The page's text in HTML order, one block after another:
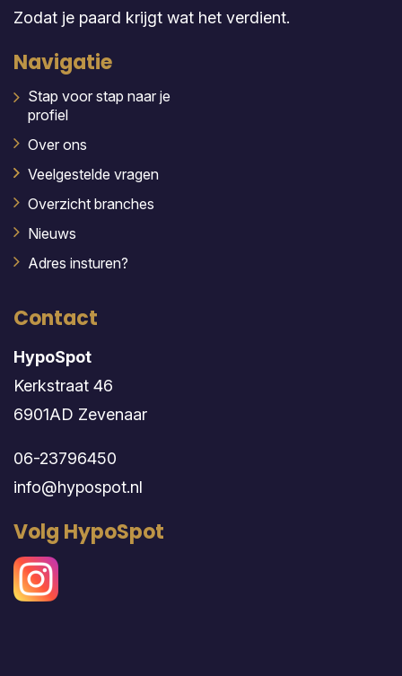
Zodat je paard krijgt wat het verdient.
Navigatie
Stap voor stap naar je
profiel
Over ons
Veelgestelde vragen
Overzicht branches
Nieuws
Adres insturen?
Contact
HypoSpot
Kerkstraat 46
6901AD Zevenaar
06-23796450
info@hypospot.nl
Volg HypoSpot